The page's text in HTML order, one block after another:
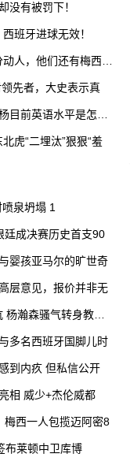
没有被罚下！
班牙进球无效！
人，他们还有梅西一
先者，大史表示真
目前英语水平是怎样
虎“二埋汰”狠狠“羞
泉坍塌 1
廷成决赛历史首支90
婴孩亚马尔的旷世奇
层意见，报价并非无
瀚森骚气转身教做
多名西班牙国脚儿时
到内疚 但私信公开
相 威少+杰伦威都
梅西一人包揽迈阿密8
布莱顿中卫库博